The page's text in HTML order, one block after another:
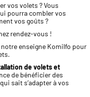
vos volets ? Vous
pourra combler vos
vos goûts ?
rendez-vous !
enseigne Komilfo pour
de volets et
de bénéficier des
sait s’adapter à vos